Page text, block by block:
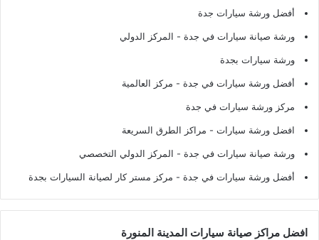
أفضل ورشة سيارات جدة
ورشة صيانة سيارات في جدة - المركز الدولي
ورشة سيارات بجدة
أفضل ورشة سيارات في جدة - مركز العالمية
مركز ورشة سيارات في جدة
افضل ورشة سيارات - مراكز الطرق السريعة
ورشة صيانة سيارات في جدة - المركز الدولي التخصصي
أفضل ورشة سيارات في جدة - مركز مستر كار لصيانة السيارات بجدة
افضل مراكز صيانة سيارات المدينة المنورة